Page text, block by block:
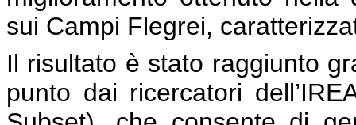
sui Campi Flegrei,
Il risultato è stato raggiunto
punto dai ricercatori